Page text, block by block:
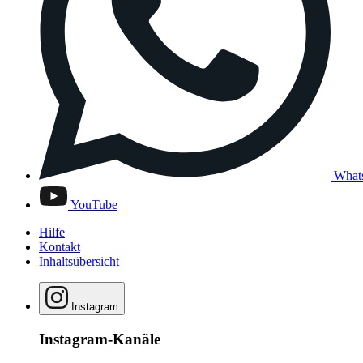
YouTube
Hilfe
Kontakt
Inhaltsübersicht
Instagram
Instagram-Kanäle